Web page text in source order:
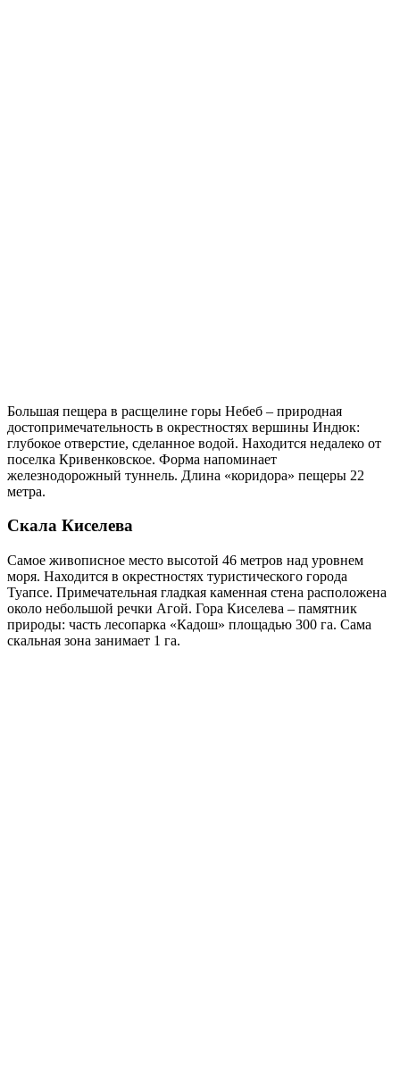
Большая пещера в расщелине горы Небеб – природная
достопримечательность в окрестностях вершины Индюк:
глубокое отверстие, сделанное водой. Находится недалеко от
поселка Кривенковское. Форма напоминает
железнодорожный туннель. Длина «коридора» пещеры 22
метра.
Скала Киселева
Самое живописное место высотой 46 метров над уровнем
моря. Находится в окрестностях туристического города
Туапсе. Примечательная гладкая каменная стена расположена
около небольшой речки Агой. Гора Киселева – памятник
природы: часть лесопарка «Кадош» площадью 300 га. Сама
скальная зона занимает 1 га.